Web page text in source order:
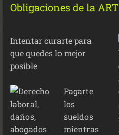
Obligaciones de la ART
Intentar curarte para
que quedes lo mejor
posible
Pagarte
los
sueldos
mientras